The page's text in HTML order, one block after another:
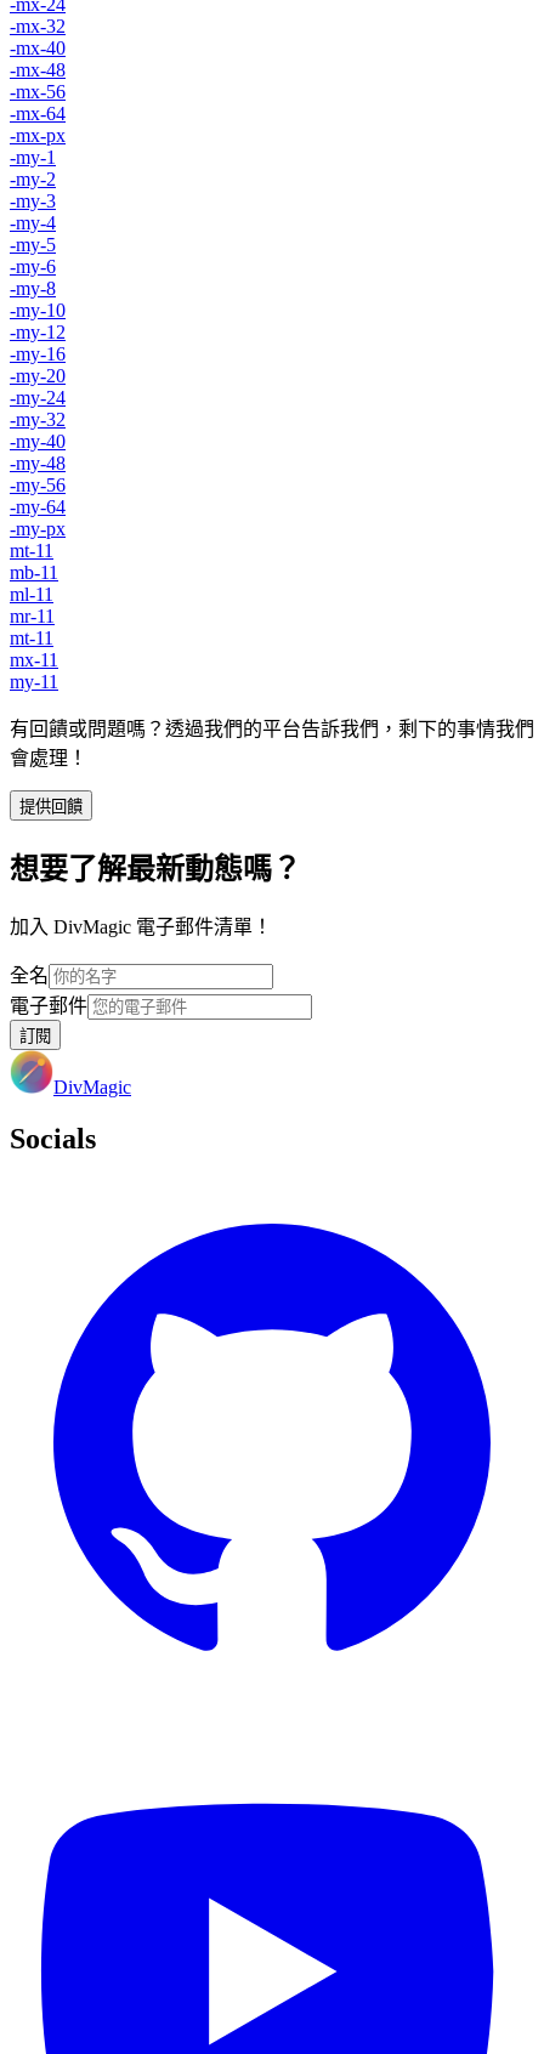
-mx-32
-mx-40
-mx-48
-mx-56
-mx-64
-mx-px
-my-1
-my-2
-my-3
-my-4
-my-5
-my-6
-my-8
-my-10
-my-12
-my-16
-my-20
-my-24
-my-32
-my-40
-my-48
-my-56
-my-64
-my-px
mt-11
mb-11
ml-11
mr-11
mt-11
mx-11
my-11
有回饋或問題嗎？透過我們的平台告訴我們，剩下的事情我們
會處理！
提供回饋
想要了解最新動態嗎？
加入 DivMagic 電子郵件清單！
全名
電子郵件
訂閱
DivMagic
Socials